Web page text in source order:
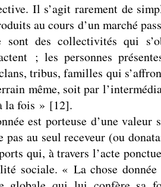
Il s’agit rarement de
au cours d’un marché
des collectivités qui
; les personnes
tribus, familles qui
même, soit par
la fois » [12].
est porteuse d’une valeur
pas au seul receveur (ou
qui, à travers l’acte
sociale. « La chose donnée